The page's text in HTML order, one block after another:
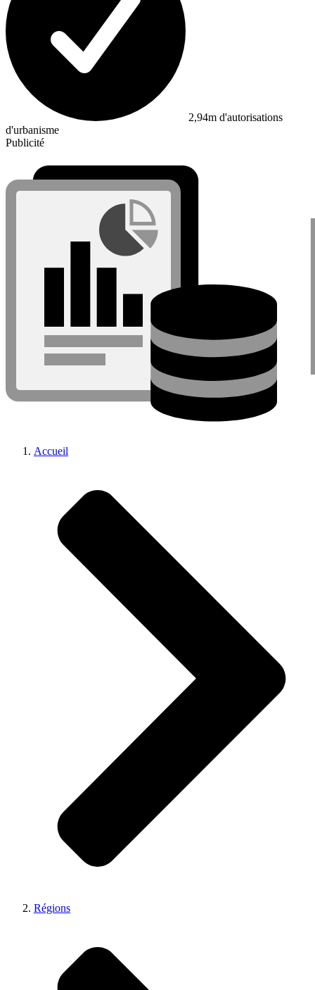
2,94m d'autorisations
d'urbanisme
Publicité
Accueil
Régions